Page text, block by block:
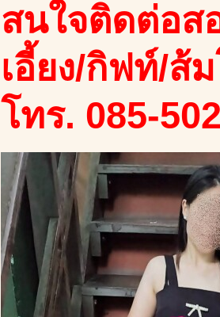
สนใจติดต่อส
เอี้ยง/กิฟท์/ส้
โทร. 085-